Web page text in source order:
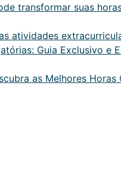
transformar suas
atividades
Guia Exclusivo e
as Melhores Horas